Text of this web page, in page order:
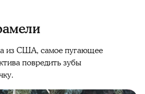
из США, самое пугающее
повредить зубы